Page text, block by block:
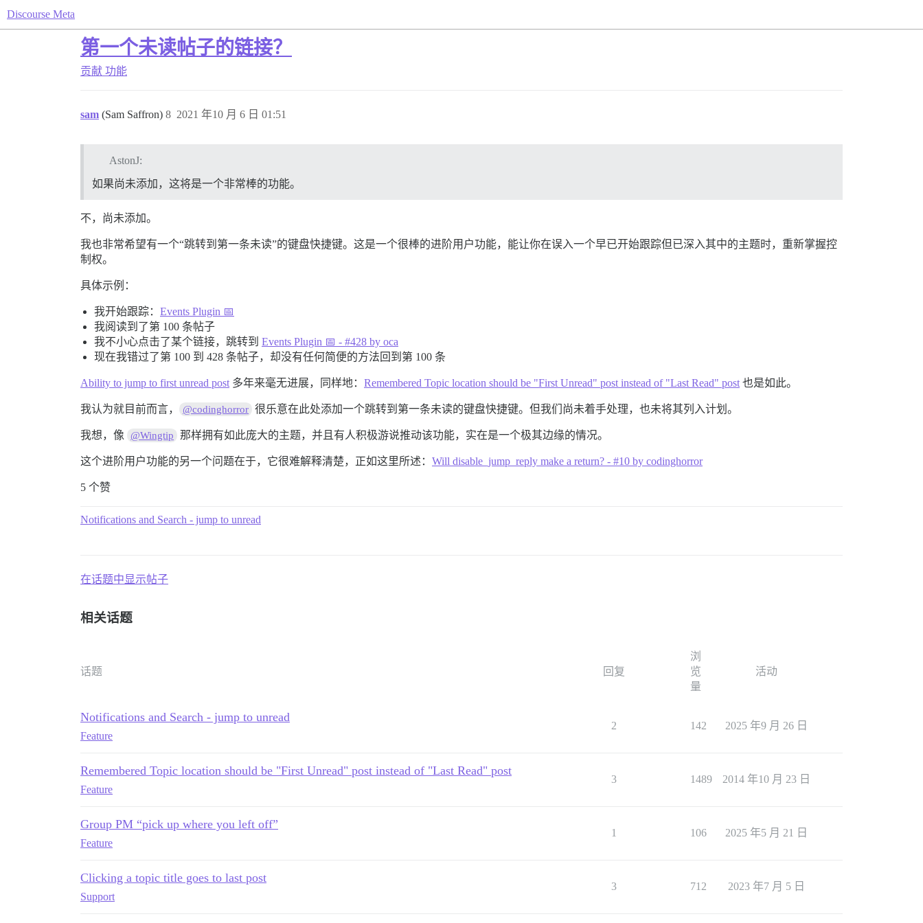
Discourse Meta
第一个未读帖子的链接？
贡献 功能
sam (Sam Saffron) 2021 年10 月 6 日 01:51
8
AstonJ:
如果尚未添加，这将是一个非常棒的功能。
不，尚未添加。
我也非常希望有一个“跳转到第一条未读”的键盘快捷键。这是一个很棒的进阶用户功能，能让你在误入一个早已开始跟踪但已深入其中的主题时，重新掌握控
制权。
具体示例：
我开始跟踪： Events Plugin 📅
我阅读到了第 100 条帖子
我不小心点击了某个链接，跳转到 Events Plugin 📅 - #428 by oca
现在我错过了第 100 到 428 条帖子，却没有任何简便的方法回到第 100 条
Ability to jump to first unread post 多年来毫无进展，同样地： Remembered Topic location should be "First Unread" post instead of "Last Read" post 也是如此。
我认为就目前而言， @codinghorror 很乐意在此处添加一个跳转到第一条未读的键盘快捷键。但我们尚未着手处理，也未将其列入计划。
我想，像 @Wingtip 那样拥有如此庞大的主题，并且有人积极游说推动该功能，实在是一个极其边缘的情况。
这个进阶用户功能的另一个问题在于，它很难解释清楚，正如这里所述： Will disable_jump_reply make a return? - #10 by codinghorror
5 个赞
Notifications and Search - jump to unread
在话题中显示帖子
相关话题
话题 回复
浏
览
量
活动
Notifications and Search - jump to unread
Feature
2 142 2025 年9 月 26 日
Remembered Topic location should be "First Unread" post instead of "Last Read" post
Feature
3 1489 2014 年10 月 23 日
Group PM “pick up where you left off”
Feature
1 106 2025 年5 月 21 日
Clicking a topic title goes to last post
Support
3 712 2023 年7 月 5 日